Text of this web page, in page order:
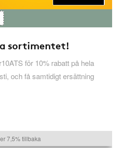
sortimentet!
för 10% rabatt på hela
och få samtidigt ersättning
7,5% tillbaka